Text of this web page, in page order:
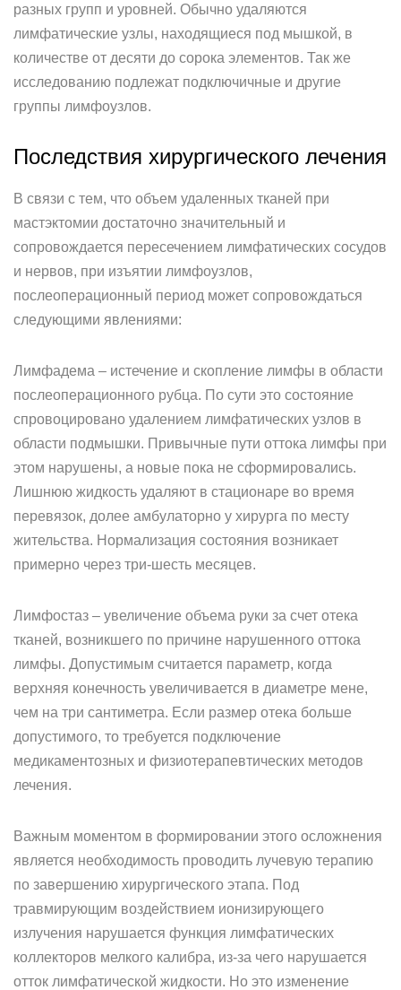
разных групп и уровней. Обычно удаляются
лимфатические узлы, находящиеся под мышкой, в
количестве от десяти до сорока элементов. Так же
исследованию подлежат подключичные и другие
группы лимфоузлов.
Последствия хирургического лечения
В связи с тем, что объем удаленных тканей при
мастэктомии достаточно значительный и
сопровождается пересечением лимфатических сосудов
и нервов, при изъятии лимфоузлов,
послеоперационный период может сопровождаться
следующими явлениями:
Лимфадема – истечение и скопление лимфы в области
послеоперационного рубца. По сути это состояние
спровоцировано удалением лимфатических узлов в
области подмышки. Привычные пути оттока лимфы при
этом нарушены, а новые пока не сформировались.
Лишнюю жидкость удаляют в стационаре во время
перевязок, долее амбулаторно у хирурга по месту
жительства. Нормализация состояния возникает
примерно через три-шесть месяцев.
Лимфостаз – увеличение объема руки за счет отека
тканей, возникшего по причине нарушенного оттока
лимфы. Допустимым считается параметр, когда
верхняя конечность увеличивается в диаметре мене,
чем на три сантиметра. Если размер отека больше
допустимого, то требуется подключение
медикаментозных и физиотерапевтических методов
лечения.
Важным моментом в формировании этого осложнения
является необходимость проводить лучевую терапию
по завершению хирургического этапа. Под
травмирующим воздействием ионизирующего
излучения нарушается функция лимфатических
коллекторов мелкого калибра, из-за чего нарушается
отток лимфатической жидкости. Но это изменение